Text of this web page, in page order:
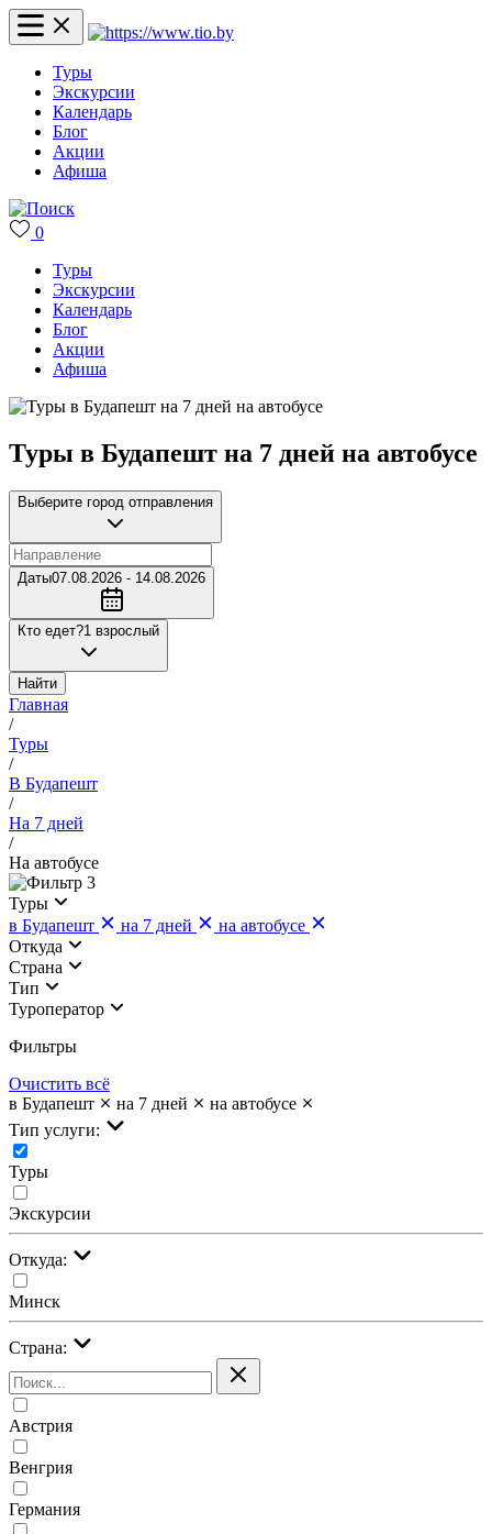
Туры
Экскурсии
Календарь
Блог
Акции
Афиша
0
Туры
Экскурсии
Календарь
Блог
Акции
Афиша
Туры в Будапешт на 7 дней на автобусе
Выберите город отправления
Даты07.08.2026 - 14.08.2026
Кто едет?1 взрослый
Найти
Главная
/
Туры
/
В Будапешт
/
На 7 дней
/
На автобусе
3
Туры
в Будапешт
на 7 дней
на автобусе
Откуда
Страна
Тип
Туроператор
Фильтры
Очистить всё
в Будапешт
на 7 дней
на автобусе
Тип услуги:
Туры
Экскурсии
Откуда:
Минск
Страна:
Австрия
Венгрия
Германия